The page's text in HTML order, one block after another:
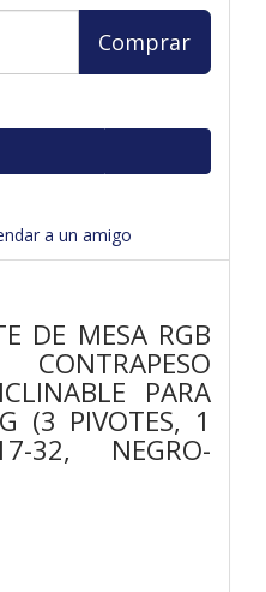
Comprar
a un amigo
DE MESA RGB
PARA
(3 PIVOTES, 1
32, NEGRO-